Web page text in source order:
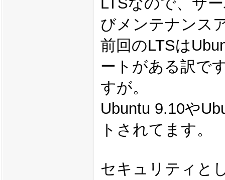
びメンテナンス
前回のLTSは
ートがある訳で
すが。
Ubuntu 9.10や
トされてます。
セキュリティと